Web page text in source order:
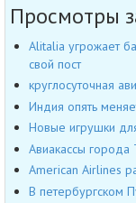
Просмотры
Alitalia угрожает
свой пост
круглосуточная
Индия опять
Новые игрушки
Авиакассы города
American Airlines
В петербургском